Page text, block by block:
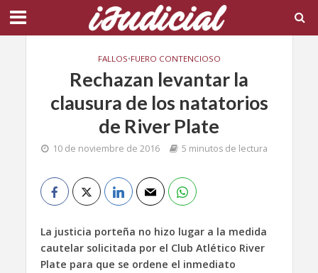
FALLOS•FUERO CONTENCIOSO
Rechazan levantar la
clausura de los natatorios
de River Plate
10 de noviembre de 2016 5 minutos de lectura
La justicia porteña no hizo lugar a la medida
cautelar solicitada por el Club Atlético River
Plate para que se ordene el inmediato